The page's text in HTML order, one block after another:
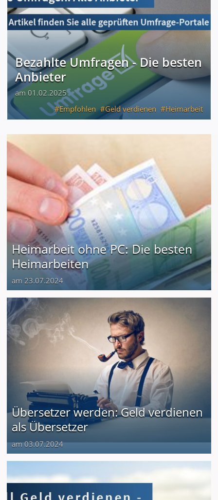
Bezahlte Umfragen - Die besten
Anbieter
am 01.02.2025
Empfohlen
Geld verdienen Heimarbeit
Heimarbeit ohne PC: Die besten
Heimarbeiten
am 23.07.2024
Übersetzer werden: Geld verdienen
als Übersetzer
am 03.07.2024